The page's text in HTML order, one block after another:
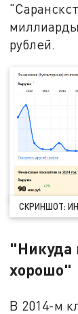
рублей.
СКРИНШОТ:
"Никуда
хорошо"
В 2014-м